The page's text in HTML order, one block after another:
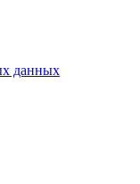
данных